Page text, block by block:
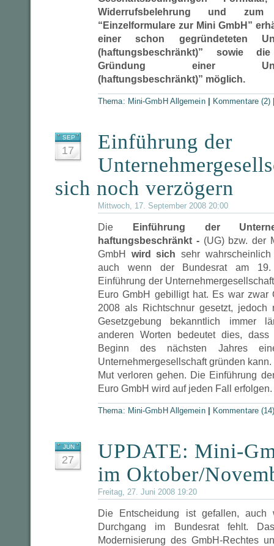
Widerrufsbelehrung und zum
“Einzelformulare zur Mini GmbH”
einer schon gegründeteten
(haftungsbeschränkt)” sowie
Gründung einer
(haftungsbeschränkt)” möglich.
Thema: Mini-GmbH Allgemein Kommentare (2)
SEP
17
Einführung der
sich noch verzögern
Mittwoch, 17. September 2008 20:00
Die
Einführung der
haftungsbeschränkt -(UG) bzw. der
GmbH wird sich sehr
auch wenn der Bundesrat am
Einführung der
Euro GmbH gebilligt hat. Es war zwar
2008 als Richtschnur gesetzt, jedoch
Gesetzgebung bekanntlich immer
anderen Worten bedeutet dies,
Beginn des nächsten Jahres eine
Unternehmergesellschaft gründen
Mut verloren gehen. Die Einführung
Euro GmbH wird auf jeden Fall erfolgen.
Thema: Mini-GmbH Allgemein Kommentare
JUN
27
UPDATE: Mini-
im Oktober/
Freitag, 27. Juni 2008 19:20
Die Entscheidung ist gefallen,
Durchgang im Bundesrat fehlt.
Modernisierung des GmbH-Rechtes